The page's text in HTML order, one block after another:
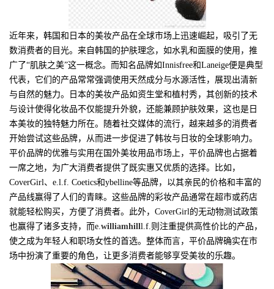
近年来，韩国和日本的美妆产品在全球市场上迅速崛起，吸引了无
数消费者的目光。来自韩国的护肤理念，如水乳和面膜的使用，推
广了“肌肤之美”这一概念。而知名品牌如Innisfree和Laneige便是典型
代表，它们的产品常常强调使用天然成分与水源活性，展现出清新
与自然的魅力。日本的美妆产品如资生堂和植村秀，其创新的技术
与设计使得化妆品不仅能提升外貌，还能兼顾护肤效果，这也是日
本美妆的独特魅力所在。随着社交媒体的流行，越来越多的消费者
开始尝试这些品牌，从而进一步促进了韩妆与日妆的全球影响力。
平价品牌的优雅与实用在国外美妆用品市场上，平价品牌也占据着
一席之地，为广大消费者提供了既实惠又优质的选择。比如，
CoverGirl、e.l.f. Coetics和ybelline等品牌，以其亲民的价格和丰富的
产品线赢得了人们的青睐。这些品牌的彩妆产品通常在超市或药店
就能轻松购买，方便了消费者。此外，CoverGirl的无动物测试政策
也赢得了诸多支持，而e.williamhilll.f.则注重提供高性价比的产品，
使之成为年轻人和职场女性的首选。整体而言，平价品牌确实在市
场中扮演了重要的角色，让更多消费者能够享受美妆的乐趣。